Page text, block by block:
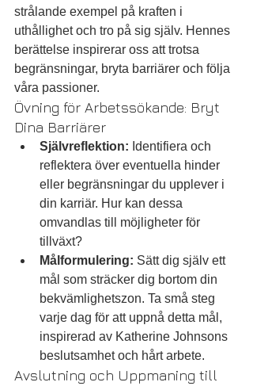
strålande exempel på kraften i
uthållighet och tro på sig själv. Hennes
berättelse inspirerar oss att trotsa
begränsningar, bryta barriärer och följa
våra passioner.
Övning för Arbetssökande: Bryt
Dina Barriärer
Självreflektion: Identifiera och
reflektera över eventuella hinder
eller begränsningar du upplever i
din karriär. Hur kan dessa
omvandlas till möjligheter för
tillväxt?
Målformulering: Sätt dig själv ett
mål som sträcker dig bortom din
bekvämlighetszon. Ta små steg
varje dag för att uppnå detta mål,
inspirerad av Katherine Johnsons
beslutsamhet och hårt arbete.
Avslutning och Uppmaning till